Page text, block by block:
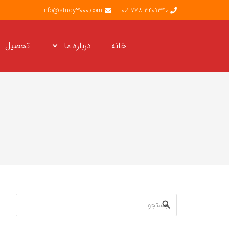
001-778-3409340
info@study3000.com
خانه درباره ما تحصیل
جستجو
برای: